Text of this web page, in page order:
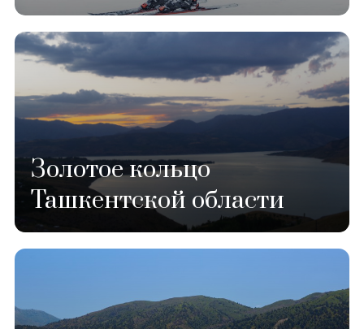
Золотое кольцо
Ташкентской области